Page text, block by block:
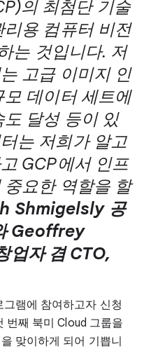
의 최첨단 기술
용 컴퓨터 비전
는 것입니다. 저
고급 이미지 인
데이터 세트에
달성 등이 있
는 저희가 알고
GCP에서 인프
요한 역할을 할
Shmigelsly 공
Geoffrey
업자 겸 CTO,
램에 참여하고자 신청
번째 북미 Cloud 그룹을
맞이하게 되어 기쁩니